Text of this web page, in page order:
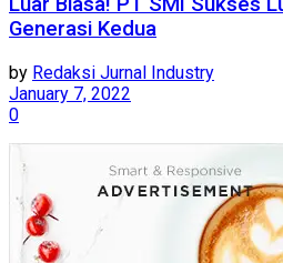
Generasi Kedua
by Redaksi Jurnal Industry
January 7, 2022
0